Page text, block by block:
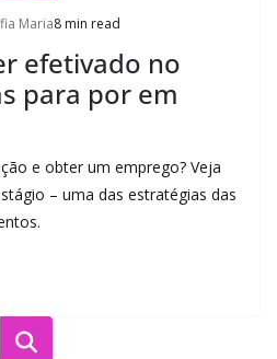
Maria8 min read
efetivado no
para por em
e obter um emprego? Veja
– uma das estratégias das